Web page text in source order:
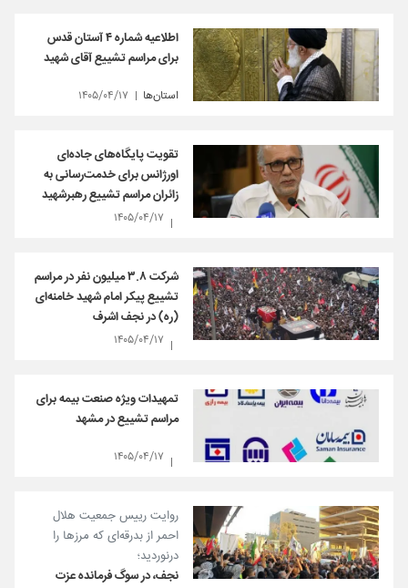
اطلاعیه شماره ۴ آستان قدس
برای مراسم تشییع آقای شهید
استان‌ها ۱۴۰۵/۰۴/۱۷
تقویت پایگاه‌های جاده‌ای
اورژانس برای خدمت‌رسانی به
زائران مراسم تشییع رهبرشهید
۱۴۰۵/۰۴/۱۷
شرکت ۳.۸ میلیون نفر در مراسم
تشییع پیکر امام شهید خامنه‌ای
(ره) در نجف اشرف
۱۴۰۵/۰۴/۱۷
تمهیدات ویژه صنعت بیمه برای
مراسم تشییع در مشهد
۱۴۰۵/۰۴/۱۷
روایت رییس جمعیت هلال
احمر از بدرقه‌ای که مرزها را
درنوردید؛
نجف، در سوگ فرمانده عزت